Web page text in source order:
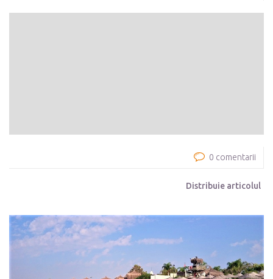
0 comentarii
Distribuie articolul